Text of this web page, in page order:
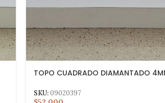
TOPO CUADRADO DIAMANTADO
SKU:09020397